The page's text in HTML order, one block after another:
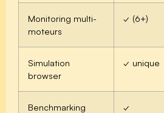
Monitoring multi-
moteurs
✓ (6+)
Simulation
browser
✓ unique
Benchmarking
✓